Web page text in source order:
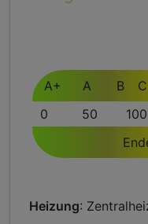
A+ A B C
0 50 100
Heizung: